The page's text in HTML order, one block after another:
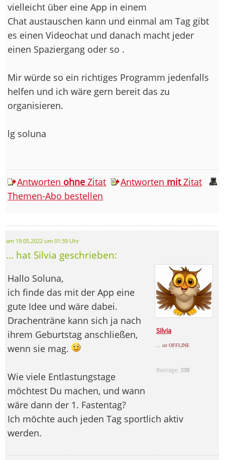
vielleicht über eine App in einem
Chat austauschen kann und einmal am Tag gibt
es einen Videochat und danach macht jeder
einen Spaziergang oder so .
Mir würde so ein richtiges Programm jedenfalls
helfen und ich wäre gern bereit das zu
organisieren.
lg soluna
Antworten ohne Zitat Antworten mitZitat
Themen-Abo bestellen
am 19.05.2022 um 01:39 Uhr
... hat Silvia geschrieben:
Silvia
... ist OFFLINE
Beiträge: 338
Hallo Soluna,
ich finde das mit der App eine
gute Idee und wäre dabei.
Drachenträne kann sich ja nach
ihrem Geburtstag anschließen,
wenn sie mag.
Wie viele Entlastungstage
möchtest Du machen, und wann
wäre dann der 1. Fastentag?
Ich möchte auch jeden Tag sportlich aktiv
werden.